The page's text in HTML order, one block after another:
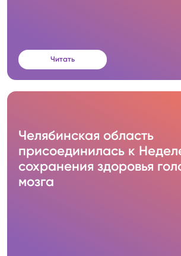
Читать
Челябинская область
присоединилась к
сохранения здоровья
мозга